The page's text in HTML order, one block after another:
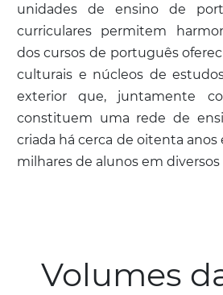
unidades de ensino de
curriculares permitem
dos cursos de português
culturais e núcleos de
exterior que, juntamente
constituem uma rede de
criada há cerca de oitenta
milhares de alunos em
Volumes